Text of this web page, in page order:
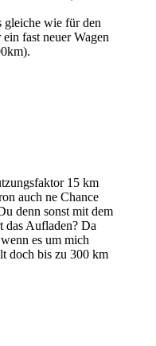
gleiche wie für den
fast neuer Wagen
15 km
auch ne Chance
denn sonst mit dem
das Aufladen? Da
es um mich
doch bis zu 300 km